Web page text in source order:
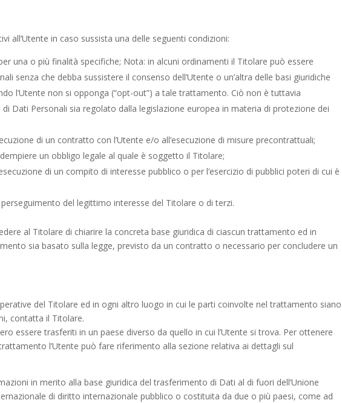
all’Utente in caso sussista una delle seguenti condizioni:
una o più finalità specifiche; Nota: in alcuni ordinamenti il Titolare può essere
senza che debba sussistere il consenso dell’Utente o un’altra delle basi giuridiche
l’Utente non si opponga (“opt-out”) a tale trattamento. Ciò non è tuttavia
Dati Personali sia regolato dalla legislazione europea in materia di protezione dei
di un contratto con l’Utente e/o all’esecuzione di misure precontrattuali;
un obbligo legale al quale è soggetto il Titolare;
di un compito di interesse pubblico o per l’esercizio di pubblici poteri di cui è
del legittimo interesse del Titolare o di terzi.
al Titolare di chiarire la concreta base giuridica di ciascun trattamento ed in
sia basato sulla legge, previsto da un contratto o necessario per concludere un
del Titolare ed in ogni altro luogo in cui le parti coinvolte nel trattamento siano
contatta il Titolare.
essere trasferiti in un paese diverso da quello in cui l’Utente si trova. Per ottenere
l’Utente può fare riferimento alla sezione relativa ai dettagli sul
in merito alla base giuridica del trasferimento di Dati al di fuori dell’Unione
di diritto internazionale pubblico o costituita da due o più paesi, come ad